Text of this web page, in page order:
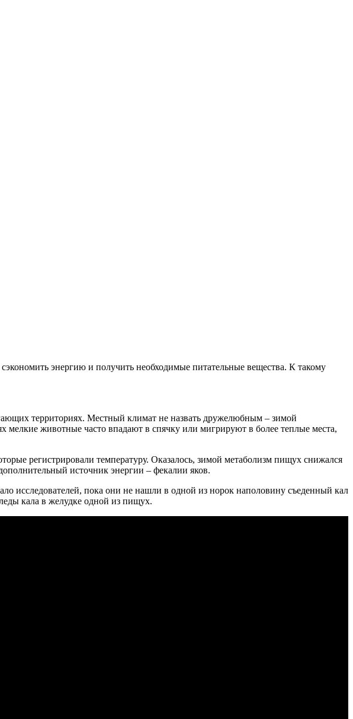
энергию и получить необходимые питательные вещества. К такому
территориях. Местный климат не назвать дружелюбным – зимой
мелкие животные часто впадают в спячку или мигрируют в более теплые места,
регистрировали температуру. Оказалось, зимой метаболизм пищух снижался
источник энергии – фекалии яков.
исследователей, пока они не нашли в одной из норок наполовину съеденный кал
кала в желудке одной из пищух.